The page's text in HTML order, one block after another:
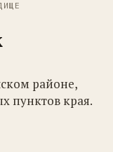
районе,
пунктов края.